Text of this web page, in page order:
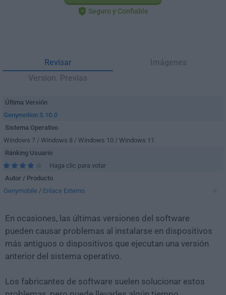
Seguro y Confiable
Revisar
Imágenes
Version. Previas
Última Versión
Genymotion 3.10.0
Sistema Operativo
Windows 7 / Windows 8 / Windows 10 / Windows 11
Ránking Usuario
Haga clic para votar
Autor / Producto
Genymobile / Enlace Externo
En ocasiones, las últimas versiones del software
pueden causar problemas al instalarse en dispositivos
más antiguos o dispositivos que ejecutan una versión
anterior del sistema operativo.
Los fabricantes de software suelen solucionar estos